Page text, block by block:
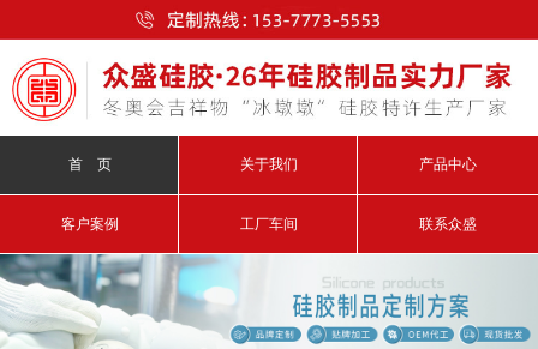
首 页 关于我们 产品中心
客户案例 工厂车间 联系众盛